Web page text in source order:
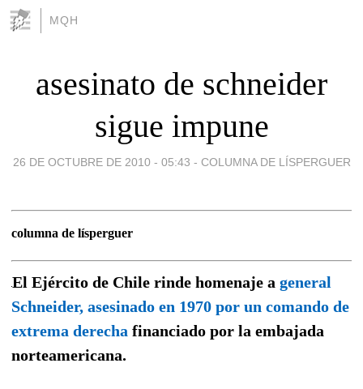
MQH
asesinato de schneider
sigue impune
26 DE OCTUBRE DE 2010 - 05:43 - COLUMNA DE LÍSPERGUER
columna de lísperguer
El Ejército de Chile rinde homenaje a general
Schneider, asesinado en 1970 por un comando de
extrema derecha financiado por la embajada
norteamericana.